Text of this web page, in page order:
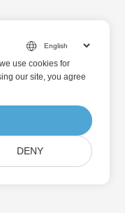
use cookies for
our site, you agree
DENY